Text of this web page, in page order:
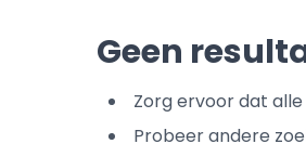
Geen
Zorg ervoor dat
Probeer andere